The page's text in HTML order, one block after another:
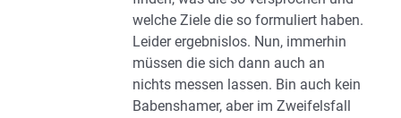
welche Ziele die so formuliert haben.
Leider ergebnislos. Nun, immerhin
müssen die sich dann auch an
nichts messen lassen. Bin auch kein
Babenshamer, aber im Zweifelsfall